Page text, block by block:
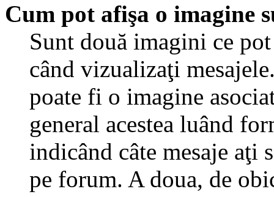
Cum pot afişa o imagine
Sunt două imagini ce
când vizualizaţi
poate fi o imagine
general acestea luând
indicând câte mesaje aţi
pe forum. A doua, de